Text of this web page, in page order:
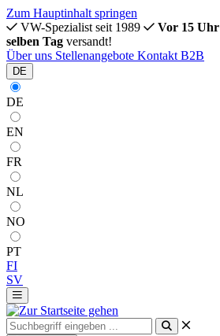
Zum Hauptinhalt springen
VW-Spezialist seit 1989
Vor 15 Uhr
selben Tag versandt!
Über uns Stellenangebote Kontakt B2B
DE
DE
EN
FR
NL
NO
PT
FI
SV